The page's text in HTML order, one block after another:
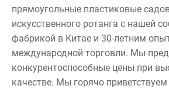
прямоугольные пластиковые
искусственного ротанга с нашей
фабрикой в ​​Китае и 30-летним
международной торговли. Мы
конкурентоспособные цены при
качестве. Мы горячо